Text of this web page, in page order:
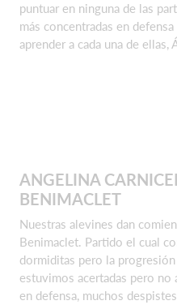
puntuar en ninguna de las
más concentradas en
aprender a cada una de ellas,
ANGELINA
BENIMACLET
Nuestras alevines dan
Benimaclet. Partido el cual
dormiditas pero la
estuvimos acertadas pero
en defensa, muchos